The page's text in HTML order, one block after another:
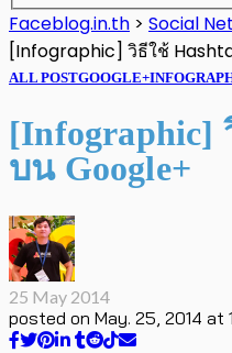
Faceblog.in.th > Social
[Infographic] วิธีใช้
ALL POSTGOOGLE+
[Infographic]
บน Google+
25 May 2014
posted on May. 25, 2014 at